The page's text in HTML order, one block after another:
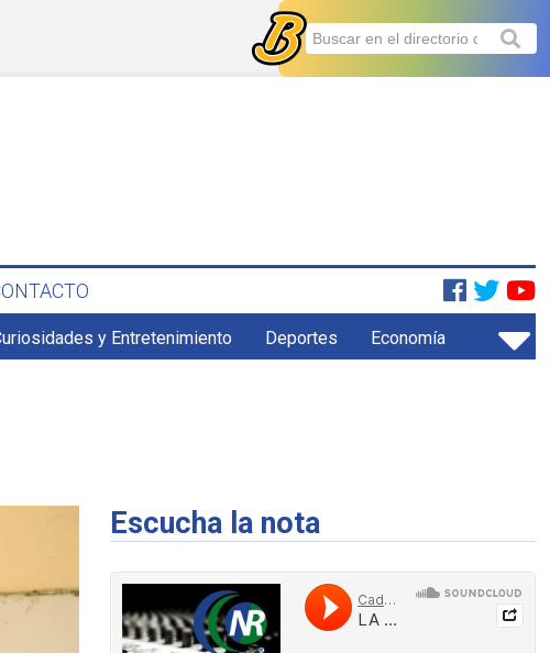
y Entretenimiento Deportes Economía
Escucha la nota